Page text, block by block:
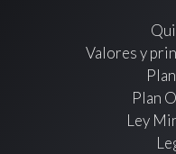
Valores y
Plan
Ley